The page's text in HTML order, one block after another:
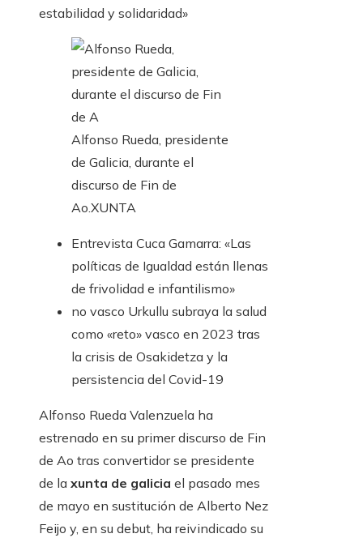
estabilidad y solidaridad»
Alfonso Rueda, presidente
de Galicia, durante el
discurso de Fin de
Ao.XUNTA
Entrevista Cuca Gamarra: «Las
políticas de Igualdad están llenas
de frivolidad e infantilismo»
no vasco Urkullu subraya la salud
como «reto» vasco en 2023 tras
la crisis de Osakidetza y la
persistencia del Covid-19
Alfonso Rueda Valenzuela ha
estrenado en su primer discurso de Fin
de Ao tras convertidor se presidente
de la xunta de galicia el pasado mes
de mayo en sustitución de Alberto Nez
Feijo y, en su debut, ha reivindicado su